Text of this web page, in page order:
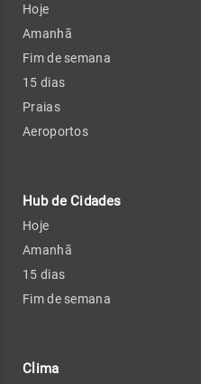
Hoje
Amanhã
Fim de semana
15 dias
Praias
Aeroportos
Hub de Cidades
Hoje
Amanhã
15 dias
Fim de semana
Clima